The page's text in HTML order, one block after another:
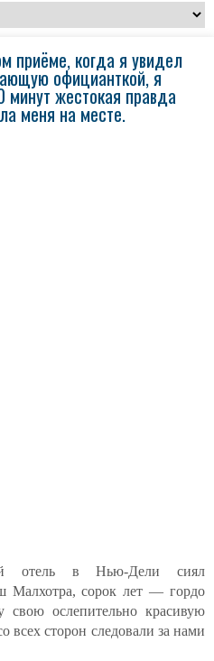
приёме, когда я увидел
официанткой, я
минут жестокая правда
меня на месте.
отель в Нью-Дели сиял
Малхотра, сорок лет — гордо
ослепительно красивую
всех сторон следовали за нами